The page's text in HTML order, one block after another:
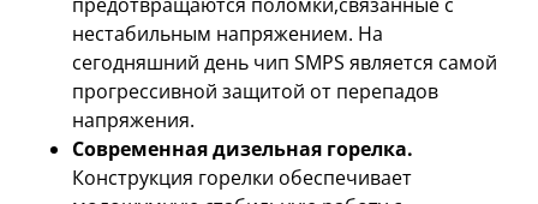
предотвращаются поломки,связанные с
нестабильным напряжением. На
сегодняшний день чип SMPS является самой
прогрессивной защитой от перепадов
напряжения.
Современная дизельная горелка.
Конструкция горелки обеспечивает